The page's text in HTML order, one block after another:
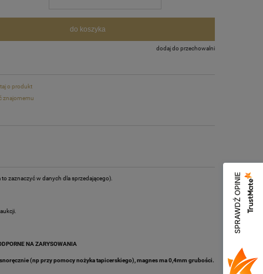
do koszyka
dodaj do przechowalni
o produkt
znajomemu
zaznaczyć w danych dla sprzedającego).
NA ZARYSOWANIA
(np przy pomocy nożyka tapicerskiego), magnes ma 0,4mm grubości.
SPRAWDŹ OPINIE